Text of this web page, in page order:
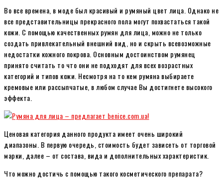
Во все времена, в моде был красивый и румяный цвет лица. Однако не
все представительницы прекрасного пола могут похвастаться такой
кожи. С помощью качественных румян для лица, можно не только
создать привлекательный внешний вид, но и скрыть всевозможные
недостатки кожного покрова. Основным достоинством румянец
принято считать то что они не подходят для всех возрастных
категорий и типов кожи. Несмотря на то кем румяна выбираете
кремовые или рассыпчатые, в любом случае Вы достигнете высокого
эффекта.
Ценовая категория данного продукта имеет очень широкий
диапазоны. В первую очередь, стоимость будет зависеть от торговой
марки, далее – от состава, вида и дополнительных характеристик.
Что можно достичь с помощью такого косметического препарата?